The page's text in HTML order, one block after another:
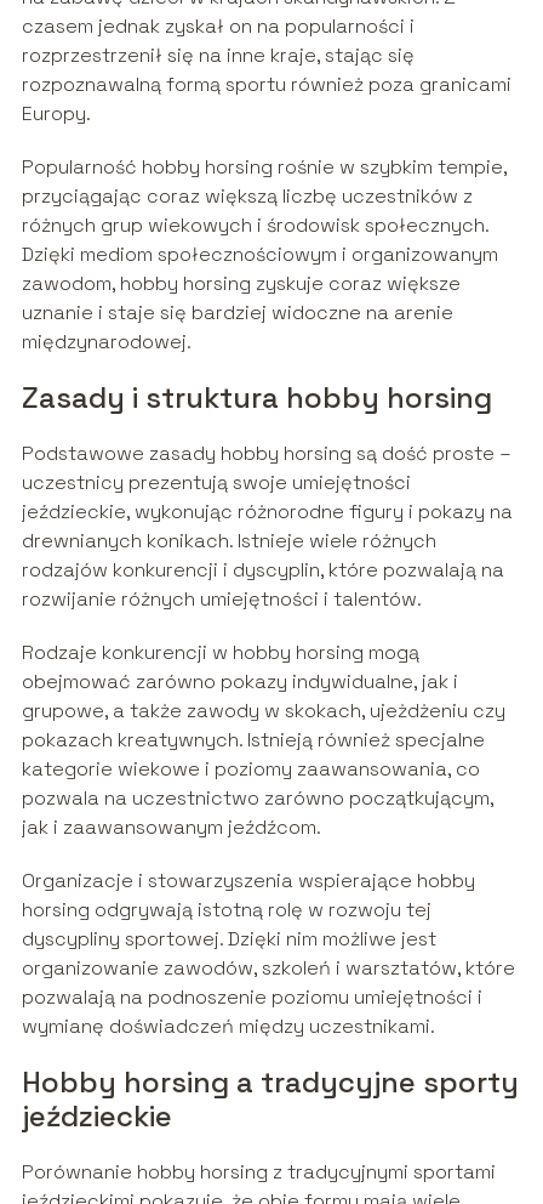
czasem jednak zyskał on na popularności i
rozprzestrzenił się na inne kraje, stając się
rozpoznawalną formą sportu również poza granicami
Europy.
Popularność hobby horsing rośnie w szybkim tempie,
przyciągając coraz większą liczbę uczestników z
różnych grup wiekowych i środowisk społecznych.
Dzięki mediom społecznościowym i organizowanym
zawodom, hobby horsing zyskuje coraz większe
uznanie i staje się bardziej widoczne na arenie
międzynarodowej.
Zasady i struktura hobby horsing
Podstawowe zasady hobby horsing są dość proste –
uczestnicy prezentują swoje umiejętności
jeździeckie, wykonując różnorodne figury i pokazy na
drewnianych konikach. Istnieje wiele różnych
rodzajów konkurencji i dyscyplin, które pozwalają na
rozwijanie różnych umiejętności i talentów.
Rodzaje konkurencji w hobby horsing mogą
obejmować zarówno pokazy indywidualne, jak i
grupowe, a także zawody w skokach, ujeżdżeniu czy
pokazach kreatywnych. Istnieją również specjalne
kategorie wiekowe i poziomy zaawansowania, co
pozwala na uczestnictwo zarówno początkującym,
jak i zaawansowanym jeźdźcom.
Organizacje i stowarzyszenia wspierające hobby
horsing odgrywają istotną rolę w rozwoju tej
dyscypliny sportowej. Dzięki nim możliwe jest
organizowanie zawodów, szkoleń i warsztatów, które
pozwalają na podnoszenie poziomu umiejętności i
wymianę doświadczeń między uczestnikami.
Hobby horsing a tradycyjne sporty
jeździeckie
Porównanie hobby horsing z tradycyjnymi sportami